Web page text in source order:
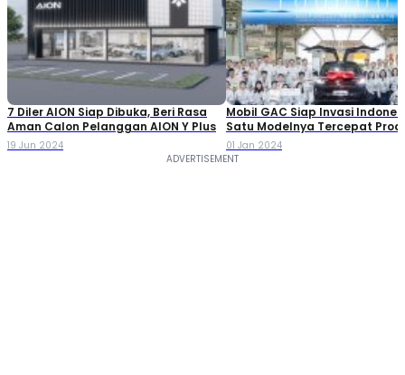
7 Diler AION Siap Dibuka, Beri Rasa
Aman Calon Pelanggan AION Y Plus
19 Jun 2024
Mobil GAC Siap Invasi
Satu Modelnya Tercepat
Satu Juta Unit
01 Jan 2024